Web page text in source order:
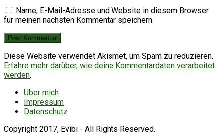
Name, E-Mail-Adresse und Website in diesem Browser
für meinen nächsten Kommentar speichern.
Diese Website verwendet Akismet, um Spam zu reduzieren.
Erfahre mehr darüber, wie deine Kommentardaten verarbeitet
werden.
Über mich
Impressum
Datenschutz
Copyright 2017, Evibi - All Rights Reserved.